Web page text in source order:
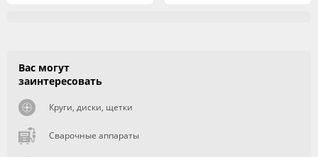
Вас могут
заинтересовать
Круги, диски, щетки
Сварочные аппараты